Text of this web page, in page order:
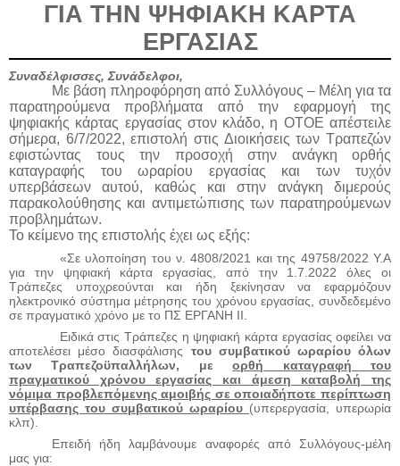
ΓΙΑ ΤΗΝ ΨΗΦΙΑΚΗ ΚΑΡΤΑ
ΕΡΓΑΣΙΑΣ
Συναδέλφισσες, Συνάδελφοι,
Με βάση πληροφόρηση από Συλλόγους – Μέλη για τα
παρατηρούμενα προβλήματα από την εφαρμογή της
ψηφιακής κάρτας εργασίας στον κλάδο, η ΟΤΟΕ απέστειλε
σήμερα, 6/7/2022, επιστολή στις Διοικήσεις των Τραπεζών
εφιστώντας τους την προσοχή στην ανάγκη ορθής
καταγραφής του ωραρίου εργασίας και των τυχόν
υπερβάσεων αυτού, καθώς και στην ανάγκη διμερούς
παρακολούθησης και αντιμετώπισης των παρατηρούμενων
προβλημάτων.
Το κείμενο της επιστολής έχει ως εξής:
«Σε υλοποίηση του ν. 4808/2021 και της 49758/2022 Υ.Α
για την ψηφιακή κάρτα εργασίας, από την 1.7.2022 όλες οι
Τράπεζες υποχρεούνται και ήδη ξεκίνησαν να εφαρμόζουν
ηλεκτρονικό σύστημα μέτρησης του χρόνου εργασίας, συνδεδεμένο
σε πραγματικό χρόνο με το ΠΣ ΕΡΓΑΝΗ ΙΙ.
Ειδικά στις Τράπεζες η ψηφιακή κάρτα εργασίας οφείλει να
αποτελέσει μέσο διασφάλισης του συμβατικού ωραρίου όλων
των Τραπεζοϋπαλλήλων, μεορθή καταγραφή του
πραγματικού χρόνου εργασίας και άμεση καταβολή της
νόμιμα προβλεπόμενης αμοιβής σε οποιαδήποτε περίπτωση
υπέρβασης του συμβατικού ωραρίου (υπερεργασία, υπερωρία
κλπ).
Επειδή ήδη λαμβάνουμε αναφορές από Συλλόγους-μέλη
μας για: